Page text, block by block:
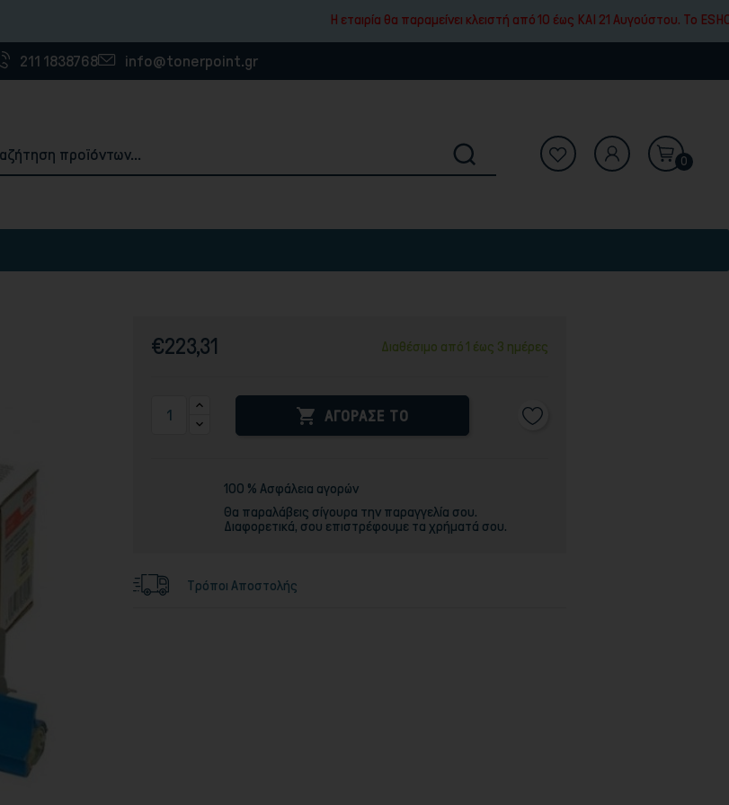
Η εταιρία θα παραμείνει κλειστή από 10 έως ΚΑΙ 21 Αυγούστου. To ESHOP μας
211 1838768 info@tonerpoint.gr
0
€223,31 Διαθέσιμο από 1 έως 3 ημέρες
 ΑΓΟΡΑΣΕ ΤΟ
100 % Ασφάλεια αγορών
Θα παραλάβεις σίγουρα την παραγγελία σου.
Διαφορετικά, σου επιστρέφουμε τα χρήματά σου.
Τρόποι Αποστολής